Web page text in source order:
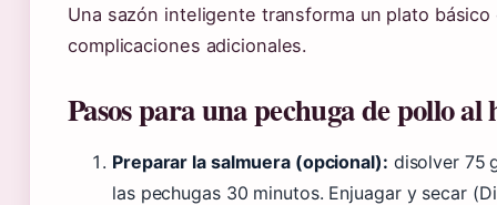
Una sazón inteligente transforma un plato
complicaciones adicionales.
Pasos para una pechuga de pollo
Preparar la salmuera (opcional): disolver 75
las pechugas 30 minutos. Enjuagar y secar